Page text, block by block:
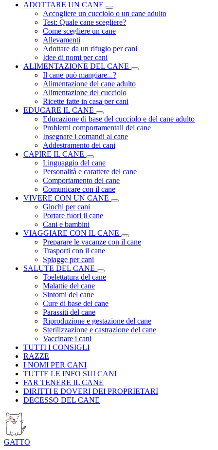
ADOTTARE UN CANE
Accogliere un cucciolo o un cane adulto
Test: Quale cane scegliere?
Come scegliere un cane
Allevamenti
Adottare da un rifugio per cani
Idee di nomi per cani
ALIMENTAZIONE DEL CANE
Il cane può mangiare...?
Alimentazione del cane adulto
Alimentazione del cucciolo
Ricette fatte in casa per cani
EDUCARE IL CANE
Educazione di base del cucciolo e del cane adulto
Problemi comportamentali del cane
Insegnare i comandi al cane
Addestramento dei cani
CAPIRE IL CANE
Linguaggio del cane
Personalità e carattere del cane
Comportamento del cane
Comunicare con il cane
VIVERE CON UN CANE
Giochi per cani
Portare fuori il cane
Cani e bambini
VIAGGIARE CON IL CANE
Preparare le vacanze con il cane
Trasporti con il cane
Spiagge per cani
SALUTE DEL CANE
Toelettatura del cane
Malattie del cane
Sintomi del cane
Cure di base del cane
Parassiti del cane
Riproduzione e gestazione del cane
Sterilizzazione e castrazione del cane
Vaccinare i cani
TUTTI I CONSIGLI
RAZZE
I NOMI PER CANI
TUTTE LE INFO SUI CANI
FAR TENERE IL CANE
DIRITTI E DOVERI DEI PROPRIETARI
DECESSO DEL CANE
GATTO